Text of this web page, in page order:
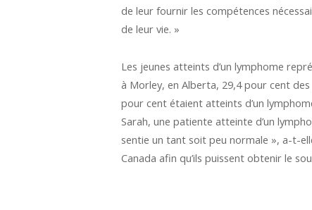
de leur fournir les compétences
de leur vie. »
Les jeunes atteints d’un lymphome
à Morley, en Alberta, 29,4 pour cent
pour cent étaient atteints d’un
Sarah, une patiente atteinte d’un
sentie un tant soit peu normale », a-t-
Canada afin qu’ils puissent obtenir le